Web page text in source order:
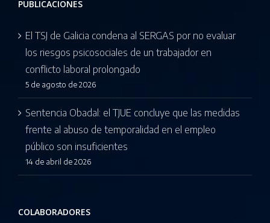
PUBLICACIONES
El TSJ de Galicia condena al SERGAS por no evaluar
los riesgos psicosociales de un trabajador en
conflicto laboral prolongado
5 de agosto de 2026
Sentencia Obadal: el TJUE concluye que las medidas
frente al abuso de temporalidad en el empleo
público son insuficientes
14 de abril de 2026
COLABORADORES